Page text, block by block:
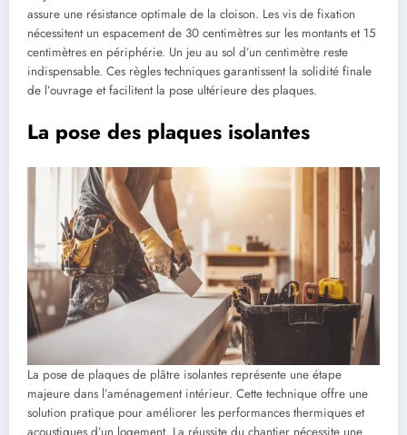
assure une résistance optimale de la cloison. Les vis de fixation
nécessitent un espacement de 30 centimètres sur les montants et 15
centimètres en périphérie. Un jeu au sol d’un centimètre reste
indispensable. Ces règles techniques garantissent la solidité finale
de l’ouvrage et facilitent la pose ultérieure des plaques.
La pose des plaques isolantes
La pose de plaques de plâtre isolantes représente une étape
majeure dans l’aménagement intérieur. Cette technique offre une
solution pratique pour améliorer les performances thermiques et
acoustiques d’un logement. La réussite du chantier nécessite une